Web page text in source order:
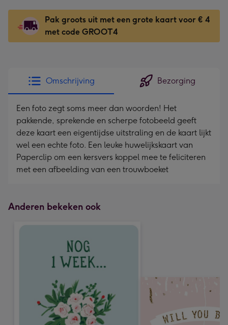
160
x
120
mm
Dimensions:
231
x
€6,49
-
Voor
-
Dimensions:
333
x
241
mm
Pak groots uit met een grote kaart voor € 4
met code GROOT4
Omschrijving Bezorging
Een foto zegt soms meer dan woorden! Het
pakkende, sprekende en scherpe fotobeeld geeft
deze kaart een eigentijdse uitstraling en de kaart lijkt
wel een echte foto. Een leuke huwelijkskaart van
Paperclip om een kersvers koppel mee te feliciteren
met een afbeelding van een trouwboeket
Anderen bekeken ook